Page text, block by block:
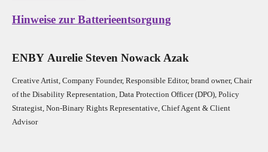
Hinweise zur Batterieentsorgung
ENBY Aurelie Steven Nowack Azak
Creative Artist, Company Founder, Responsible Editor, brand owner, Chair
of the Disability Representation, Data Protection Officer (DPO), Policy
Strategist, Non-Binary Rights Representative, Chief Agent & Client
Advisor